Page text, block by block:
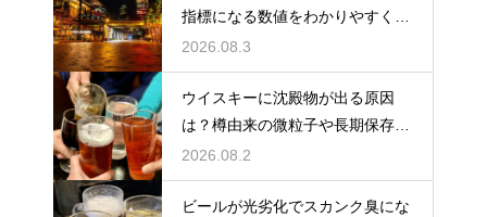
指標になる数値をわかりやすく解
説
2026.08.3
ウイスキーに沈殿物が出る原因
は？樽由来の微粒子や長期保存で
成分が析出するため
2026.08.2
ビールが光劣化でスカンク臭にな